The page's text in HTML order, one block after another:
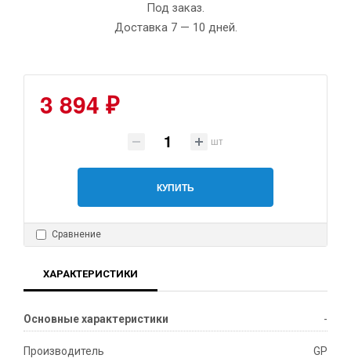
Под заказ.
Доставка 7 — 10 дней.
3 894 ₽
шт
КУПИТЬ
Сравнение
ХАРАКТЕРИСТИКИ
Основные характеристики -
Производитель GP